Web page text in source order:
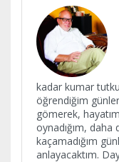
kadar kumar
öğrendiğim
gömerek,
oynadığım,
kaçamadığım
anlayacaktım.